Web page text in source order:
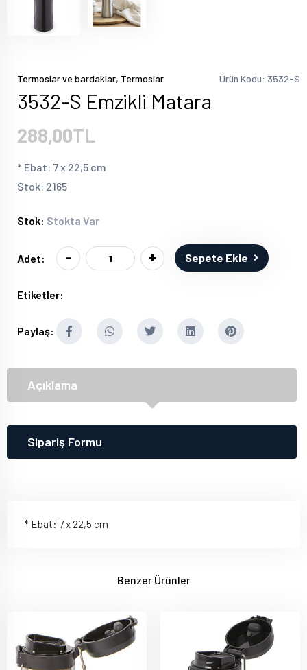
Termoslar ve bardaklar, Termoslar Ürün Kodu: 3532-S
3532-S Emzikli Matara
288,00TL
* Ebat: 7 x 22,5 cm
Stok: 2165
Stok: Stokta Var
Adet: - + Sepete Ekle
Etiketler:
Paylaş:
Açıklama
Sipariş Formu
* Ebat: 7 x 22,5 cm
Benzer Ürünler